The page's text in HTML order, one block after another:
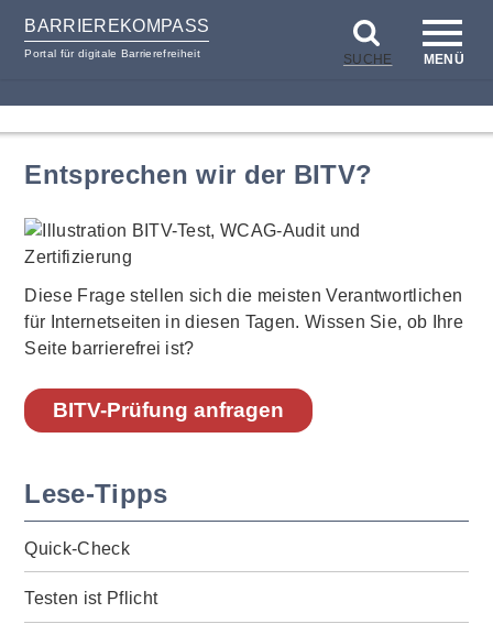
BARRIEREKOMPASS
Portal für digitale Barrierefreiheit SUCHE MENÜ
Entsprechen wir der BITV?
Diese Frage stellen sich die meisten Verantwortlichen
für Internetseiten in diesen Tagen. Wissen Sie, ob Ihre
Seite barrierefrei ist?
BITV-Prüfung anfragen
Lese-Tipps
Quick-Check
Testen ist Pflicht